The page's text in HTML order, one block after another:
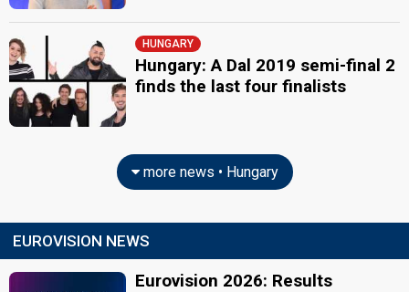
HUNGARY
Hungary: A Dal 2019 semi-final 2
finds the last four finalists
more news • Hungary
EUROVISION NEWS
Eurovision 2026: Results